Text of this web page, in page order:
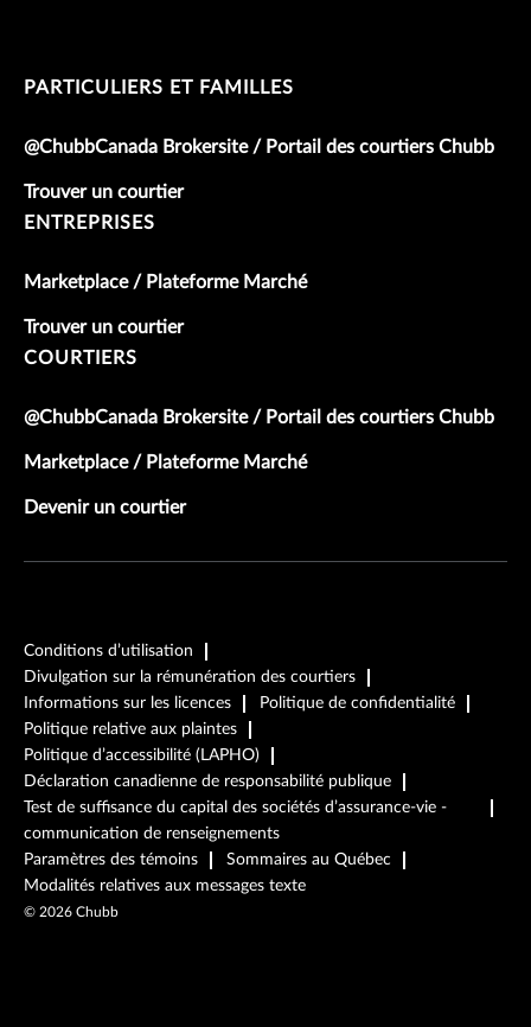
PARTICULIERS ET FAMILLES
@ChubbCanada Brokersite / Portail des courtiers Chubb
Trouver un courtier
ENTREPRISES
Marketplace / Plateforme Marché
Trouver un courtier
COURTIERS
@ChubbCanada Brokersite / Portail des courtiers Chubb
Marketplace / Plateforme Marché
Devenir un courtier
Conditions d’utilisation
Divulgation sur la rémunération des courtiers
Informations sur les licences
Politique de confidentialité
Politique relative aux plaintes
Politique d’accessibilité (LAPHO)
Déclaration canadienne de responsabilité publique
Test de suffisance du capital des sociétés d’assurance-vie -
communication de renseignements
Paramètres des témoins
Sommaires au Québec
Modalités relatives aux messages texte
© 2026 Chubb